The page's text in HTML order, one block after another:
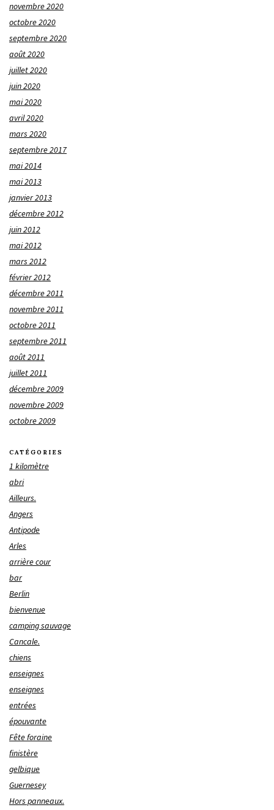
novembre 2020
octobre 2020
septembre 2020
août 2020
juillet 2020
juin 2020
mai 2020
avril 2020
mars 2020
septembre 2017
mai 2014
mai 2013
janvier 2013
décembre 2012
juin 2012
mai 2012
mars 2012
février 2012
décembre 2011
novembre 2011
octobre 2011
septembre 2011
août 2011
juillet 2011
décembre 2009
novembre 2009
octobre 2009
CATÉGORIES
1 kilomètre
abri
Ailleurs.
Angers
Antipode
Arles
arrière cour
bar
Berlin
bienvenue
camping sauvage
Cancale.
chiens
enseignes
enseignes
entrées
épouvante
Fête foraine
finistère
gelbique
Guernesey
Hors panneaux.